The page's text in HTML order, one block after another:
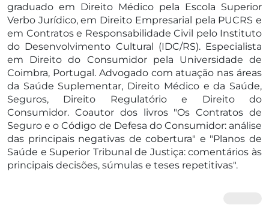
graduado em Direito Médico pela Escola Superior
Verbo Jurídico, em Direito Empresarial pela PUCRS e
em Contratos e Responsabilidade Civil pelo Instituto
do Desenvolvimento Cultural (IDC/RS). Especialista
em Direito do Consumidor pela Universidade de
Coimbra, Portugal. Advogado com atuação nas áreas
da Saúde Suplementar, Direito Médico e da Saúde,
Seguros, Direito Regulatório e Direito do
Consumidor. Coautor dos livros "Os Contratos de
Seguro e o Código de Defesa do Consumidor: análise
das principais negativas de cobertura" e "Planos de
Saúde e Superior Tribunal de Justiça: comentários às
principais decisões, súmulas e teses repetitivas".